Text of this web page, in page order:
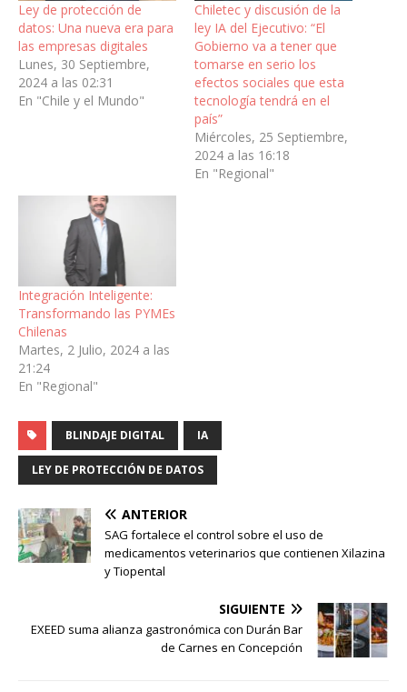
Ley de protección de
datos: Una nueva era para
las empresas digitales
Lunes, 30 Septiembre,
2024 a las 02:31
En "Chile y el Mundo"
Chiletec y discusión de la
ley IA del Ejecutivo: “El
Gobierno va a tener que
tomarse en serio los
efectos sociales que esta
tecnología tendrá en el
país”
Miércoles, 25 Septiembre,
2024 a las 16:18
En "Regional"
Integración Inteligente:
Transformando las PYMEs
Chilenas
Martes, 2 Julio, 2024 a las
21:24
En "Regional"
BLINDAJE DIGITAL IA
LEY DE PROTECCIÓN DE DATOS
ANTERIOR
SAG fortalece el control sobre el uso de
medicamentos veterinarios que contienen Xilazina
y Tiopental
SIGUIENTE
EXEED suma alianza gastronómica con Durán Bar
de Carnes en Concepción